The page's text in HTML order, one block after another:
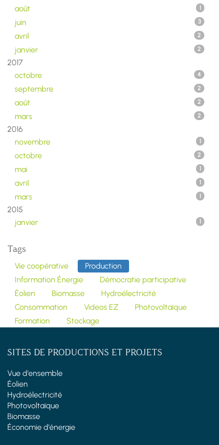
août 1
juin 3
avril 2
janvier 2
2017
octobre
4
septembre 2
août 2
mars 2
2016
novembre
1
octobre 2
mai 1
avril 1
mars 1
2015
janvier
1
Tags
Vie coopérative
Production
Information Énergie
Démocratie participative
Éolien
Biomasse
Hydroélectricité
Consommation
Videos EZ
Photovoltaïque
Formation
Stockage
SITES DE PRODUCTIONS ET PROJETS
Vue d'ensemble
Éolien
Hydroélectricité
Photovoltaïque
Biomasse
Économie d'énergie